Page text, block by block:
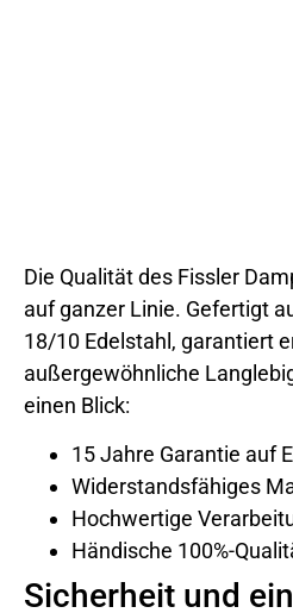
Die Qualität des Fissler
auf ganzer Linie. Gefertigt
18/10 Edelstahl, garantiert
außergewöhnliche
einen Blick:
15 Jahre Garantie auf
Widerstandsfähiges
Hochwertige
Händische 100%-
Sicherheit und